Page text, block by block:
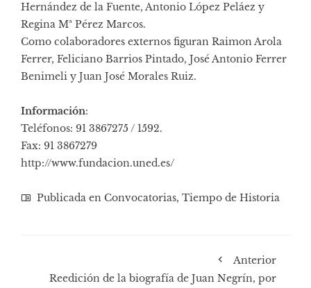
Hernández de la Fuente, Antonio López Peláez y
Regina Mª Pérez Marcos.
Como colaboradores externos figuran Raimon Arola
Ferrer, Feliciano Barrios Pintado, José Antonio Ferrer
Benimeli y Juan José Morales Ruiz.
Información:
Teléfonos: 91 3867275 / 1592.
Fax: 91 3867279
http://www.fundacion.uned.es/
Publicada en Convocatorias, Tiempo de Historia
Anterior
Reedición de la biografía de Juan Negrín, por